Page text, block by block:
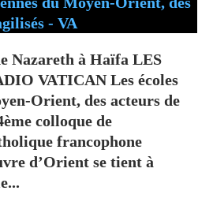
Nazareth à Haïfa LES
VATICAN Les écoles
Orient, des acteurs de
colloque de
francophone
d’Orient se tient à